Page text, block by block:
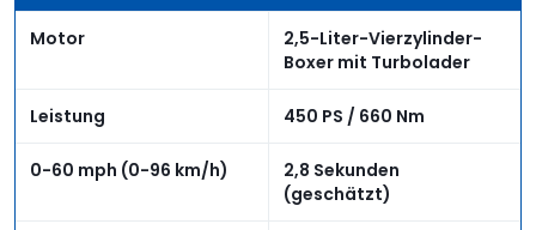
Motor
2,5-Liter-Vierzylinder-
Boxer mit Turbolader
Leistung 450 PS / 660 Nm
0-60 mph (0-96 km/h)
2,8 Sekunden
(geschätzt)